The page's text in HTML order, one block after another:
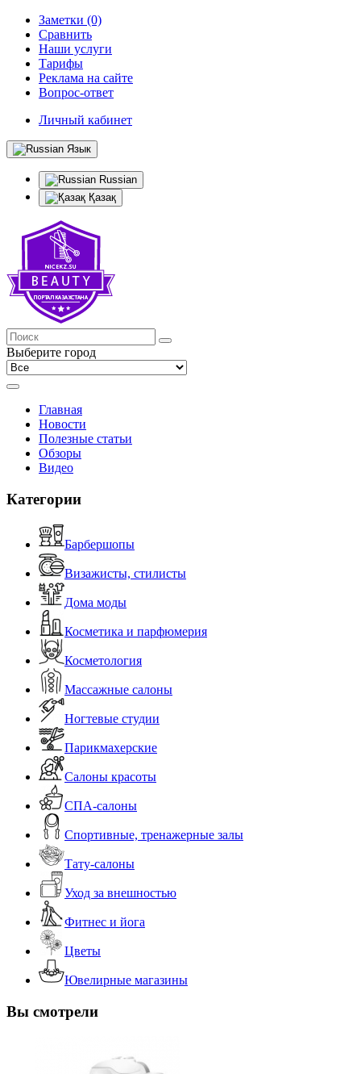
Заметки (0)
Сравнить
Наши услуги
Тарифы
Реклама на сайте
Вопрос-ответ
Личный кабинет
Язык
Russian
Қазақ
Выберите город
Главная
Новости
Полезные статьи
Обзоры
Видео
Категории
Барбершопы
Визажисты, стилисты
Дома моды
Косметика и парфюмерия
Косметология
Массажные салоны
Ногтевые студии
Парикмахерские
Салоны красоты
СПА-салоны
Спортивные, тренажерные залы
Тату-салоны
Уход за внешностью
Фитнес и йога
Цветы
Ювелирные магазины
Вы смотрели